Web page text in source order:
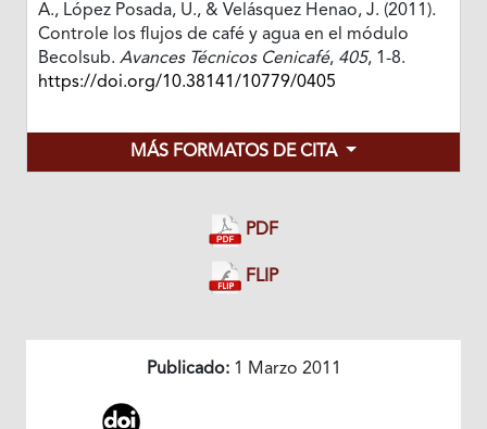
A., López Posada, U., & Velásquez Henao, J. (2011).
Controle los flujos de café y agua en el módulo
Becolsub. Avances Técnicos Cenicafé, 405, 1-8.
https://doi.org/10.38141/10779/0405
MÁS FORMATOS DE CITA
PDF
FLIP
Publicado:1 Marzo 2011